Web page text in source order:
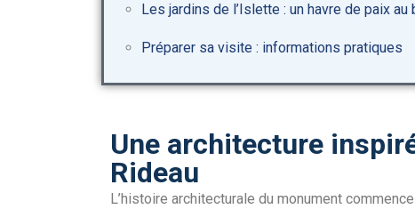
Les jardins de l’Islette : un havre de paix au
Préparer sa visite : informations pratiques
Une architecture
Rideau
L’histoire architecturale du monument